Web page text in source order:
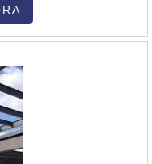
emitidos com essa
gastando dinheiro sem